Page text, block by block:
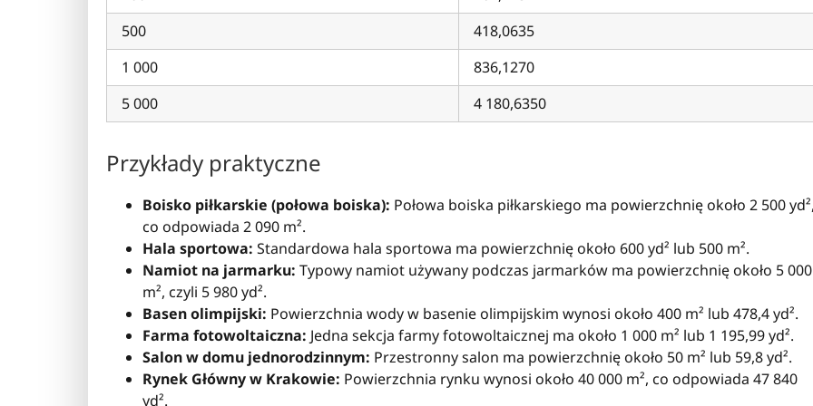
500
418,0635
1 000
836,1270
5 000
4 180,6350
Przykłady praktyczne
Boisko piłkarskie (połowa boiska): Połowa boiska piłkarskiego ma powierzchnię około 2 500
co odpowiada 2 090 m².
Hala sportowa: Standardowa hala sportowa ma powierzchnię około 600 yd² lub 500 m².
Namiot na jarmarku: Typowy namiot używany podczas jarmarków ma powierzchnię około 5 000
m², czyli 5 980 yd².
Basen olimpijski: Powierzchnia wody w basenie olimpijskim wynosi około 400 m² lub 478,4 yd².
Farma fotowoltaiczna: Jedna sekcja farmy fotowoltaicznej ma około 1 000 m² lub 1 195,99 yd².
Salon w domu jednorodzinnym: Przestronny salon ma powierzchnię około 50 m² lub 59,8 yd².
Rynek Główny w Krakowie: Powierzchnia rynku wynosi około 40 000 m², co odpowiada 47 840
yd².